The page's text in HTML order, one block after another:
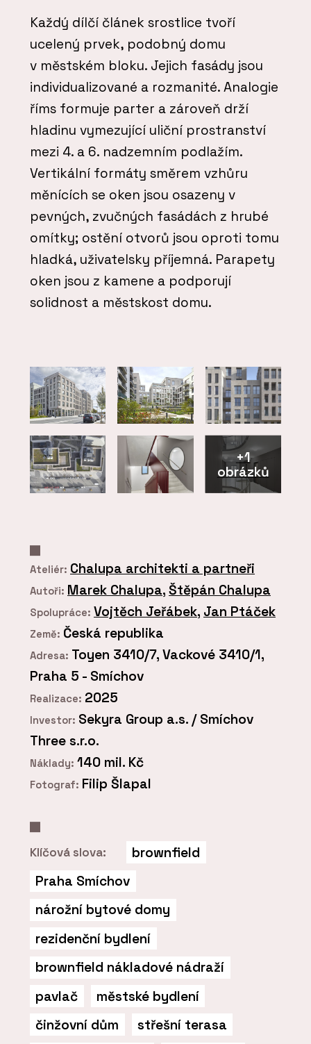
Každý dílčí článek srostlice tvoří
ucelený prvek, podobný domu
v městském bloku. Jejich fasády jsou
individualizované a rozmanité. Analogie
říms formuje parter a zároveň drží
hladinu vymezující uliční prostranství
mezi 4. a 6. nadzemním podlažím.
Vertikální formáty směrem vzhůru
měnících se oken jsou osazeny v
pevných, zvučných fasádách z hrubé
omítky; ostění otvorů jsou oproti tomu
hladká, uživatelsky příjemná. Parapety
oken jsou z kamene a podporují
solidnost a městskost domu.
+1
obrázků
Ateliér: Chalupa architekti a partneři
Autoři: Marek Chalupa, Štěpán Chalupa
Spolupráce: Vojtěch Jeřábek, Jan Ptáček
Země: Česká republika
Adresa: Toyen 3410/7, Vackové 3410/1,
Praha 5 - Smíchov
Realizace: 2025
Investor: Sekyra Group a.s. / Smíchov
Three s.r.o.
Náklady: 140 mil. Kč
Fotograf: Filip Šlapal
Klíčová slova:
brownfield
Praha Smíchov
nárožní bytové domy
rezidenční bydlení
brownfield nákladové nádraží
pavlač
městské bydlení
činžovní dům
střešní terasa